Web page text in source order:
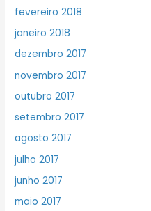
fevereiro 2018
janeiro 2018
dezembro 2017
novembro 2017
outubro 2017
setembro 2017
agosto 2017
julho 2017
junho 2017
maio 2017